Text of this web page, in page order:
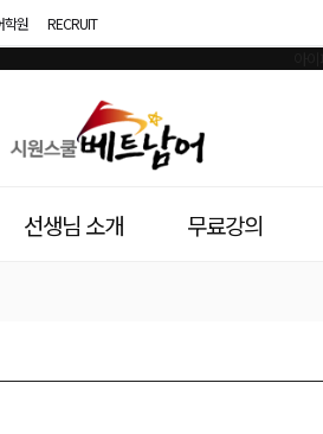
학원 RECRUIT
선생님 소개 무료강의